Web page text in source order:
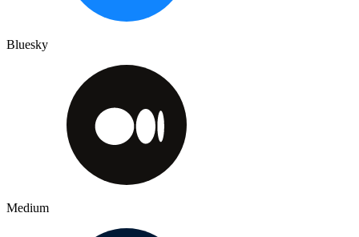
Bluesky
Medium